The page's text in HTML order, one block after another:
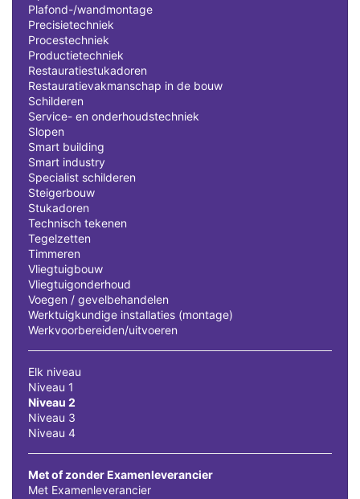
Plafond-/wandmontage
Precisietechniek
Procestechniek
Productietechniek
Restauratiestukadoren
Restauratievakmanschap in de bouw
Schilderen
Service- en onderhoudstechniek
Slopen
Smart building
Smart industry
Specialist schilderen
Steigerbouw
Stukadoren
Technisch tekenen
Tegelzetten
Timmeren
Vliegtuigbouw
Vliegtuigonderhoud
Voegen / gevelbehandelen
Werktuigkundige installaties (montage)
Werkvoorbereiden/uitvoeren
Elk niveau
Niveau 1
Niveau 2
Niveau 3
Niveau 4
Met of zonder Examenleverancier
Met Examenleverancier